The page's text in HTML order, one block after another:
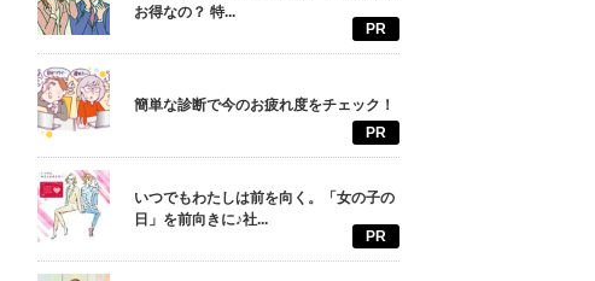
お得なの？ 特...
PR
簡単な診断で今のお疲れ度をチェック！
PR
いつでもわたしは前を向く。「女の子の
日」を前向きに♪社...
PR